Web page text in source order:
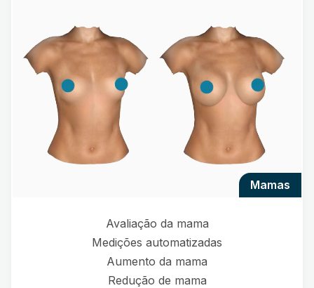
mamas
Avaliação da mama
Medições automatizadas
Aumento da mama
Redução de mama